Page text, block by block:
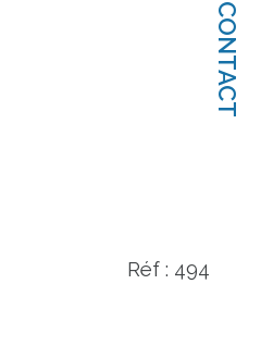
CONTACT
Réf : 494